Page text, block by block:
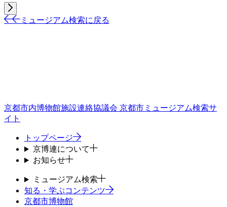
ミュージアム検索に戻る
京都市内博物館施設連絡協議会 京都市ミュージアム検索サ
イト
トップページ
京博連について
お知らせ
ミュージアム検索
知る・学ぶコンテンツ
京都市博物館